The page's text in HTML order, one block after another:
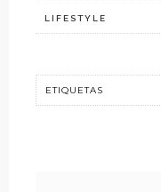
LIFESTYLE